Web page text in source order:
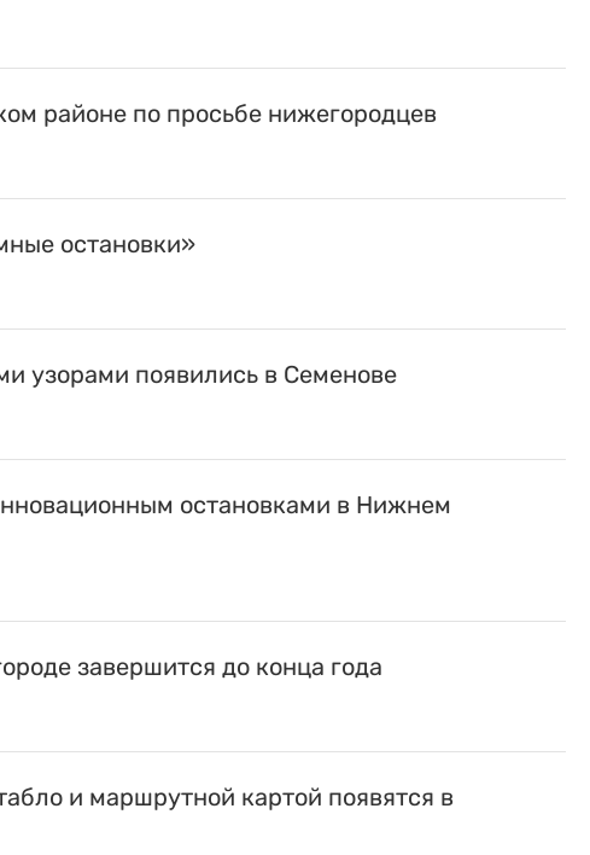
районе по просьбе нижегородцев
остановки»
узорами появились в Семенове
остановками в Нижнем
завершится до конца года
и маршрутной картой появятся в